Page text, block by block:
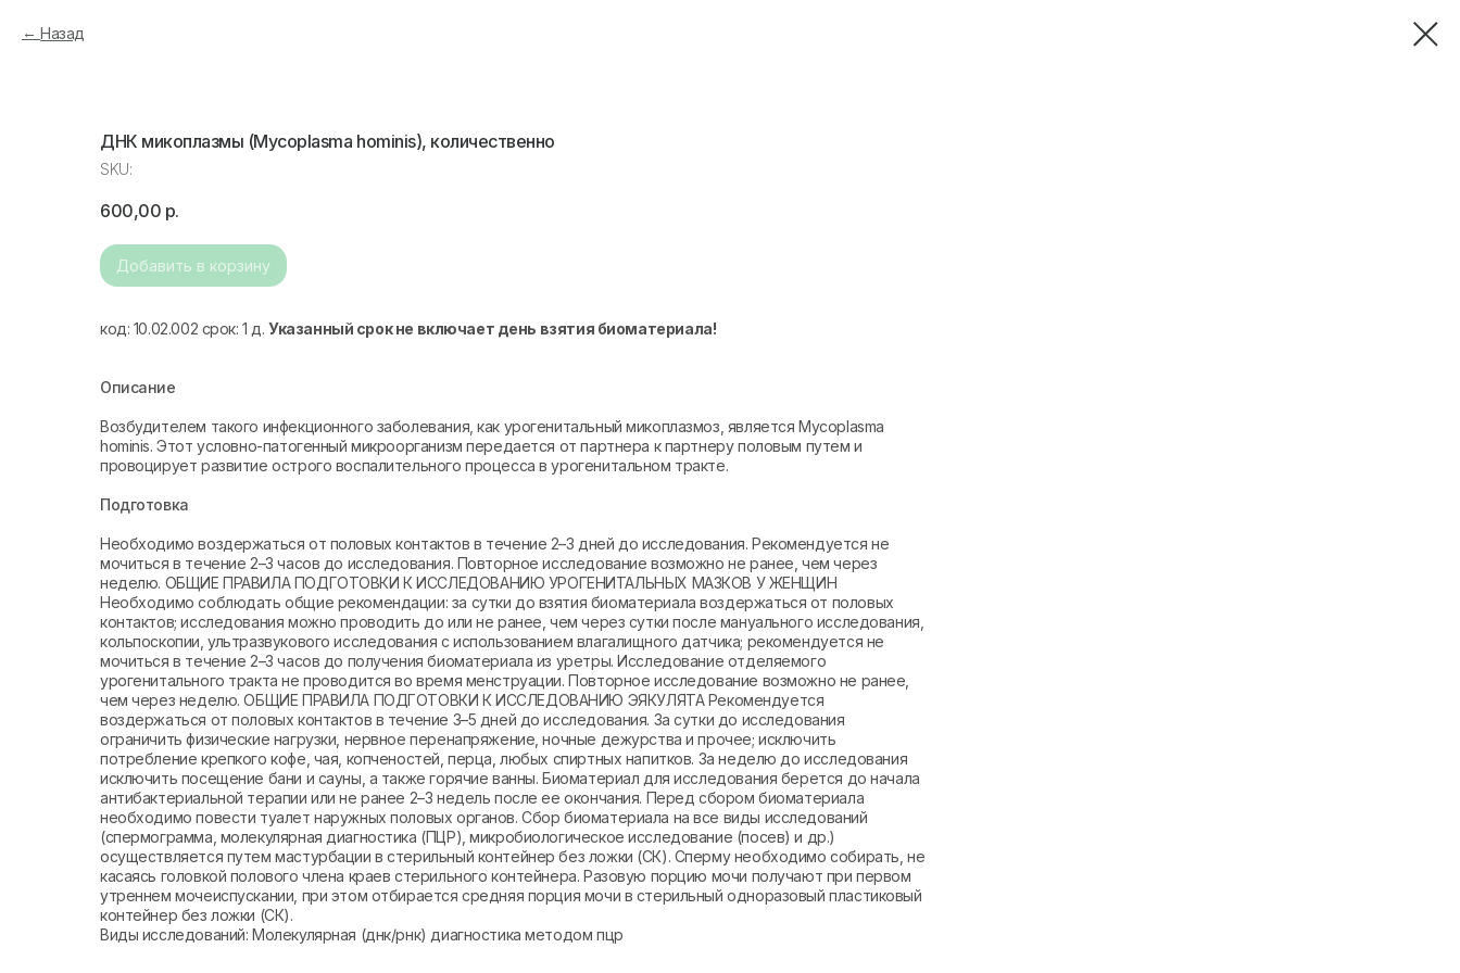
Назад
ДНК микоплазмы (Mycoplasma hominis), количественно
SKU:
600,00 р.
Добавить в корзину
код: 10.02.002 срок: 1 д.Указанный срок не включает день взятия биоматериала!
Описание
Возбудителем такого инфекционного заболевания, как урогенитальный микоплазмоз, является Mycoplasma
hominis. Этот условно-патогенный микроорганизм передается от партнера к партнеру половым путем и
провоцирует развитие острого воспалительного процесса в урогенитальном тракте.
Подготовка
Необходимо воздержаться от половых контактов в течение 2–3 дней до исследования. Рекомендуется не
мочиться в течение 2–3 часов до исследования. Повторное исследование возможно не ранее, чем через
неделю. ОБЩИЕ ПРАВИЛА ПОДГОТОВКИ К ИССЛЕДОВАНИЮ УРОГЕНИТАЛЬНЫХ МАЗКОВ У ЖЕНЩИН
Необходимо соблюдать общие рекомендации: за сутки до взятия биоматериала воздержаться от половых
контактов; исследования можно проводить до или не ранее, чем через сутки после мануального исследования,
кольпоскопии, ультразвукового исследования с использованием влагалищного датчика; рекомендуется не
мочиться в течение 2–3 часов до получения биоматериала из уретры. Исследование отделяемого
урогенитального тракта не проводится во время менструации. Повторное исследование возможно не ранее,
чем через неделю. ОБЩИЕ ПРАВИЛА ПОДГОТОВКИ К ИССЛЕДОВАНИЮ ЭЯКУЛЯТА Рекомендуется
воздержаться от половых контактов в течение 3–5 дней до исследования. За сутки до исследования
ограничить физические нагрузки, нервное перенапряжение, ночные дежурства и прочее; исключить
потребление крепкого кофе, чая, копченостей, перца, любых спиртных напитков. За неделю до исследования
исключить посещение бани и сауны, а также горячие ванны. Биоматериал для исследования берется до начала
антибактериальной терапии или не ранее 2–3 недель после ее окончания. Перед сбором биоматериала
необходимо повести туалет наружных половых органов. Сбор биоматериала на все виды исследований
(спермограмма, молекулярная диагностика (ПЦР), микробиологическое исследование (посев) и др.)
осуществляется путем мастурбации в стерильный контейнер без ложки (СК). Сперму необходимо собирать, не
касаясь головкой полового члена краев стерильного контейнера. Разовую порцию мочи получают при первом
утреннем мочеиспускании, при этом отбирается средняя порция мочи в стерильный одноразовый пластиковый
контейнер без ложки (СК).
Виды исследований: Молекулярная (днк/рнк) диагностика методом пцр